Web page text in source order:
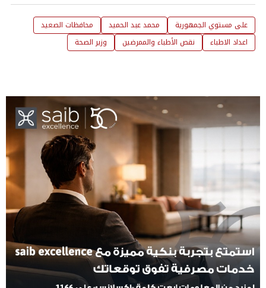
على مستوي الجمهورية محمد عبد الحميد
محافظات الصعيد
اعداد الاطباء
نقص الأطباء والممرضين وزير الصحة